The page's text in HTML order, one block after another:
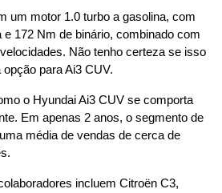
um motor 1.0 turbo a gasolina, com
e 172 Nm de binário, combinado com
Não tenho certeza se isso
para Ai3 CUV.
o Hyundai Ai3 CUV se comporta
Em apenas 2 anos, o segmento de
média de vendas de cerca de
incluem Citroën C3,